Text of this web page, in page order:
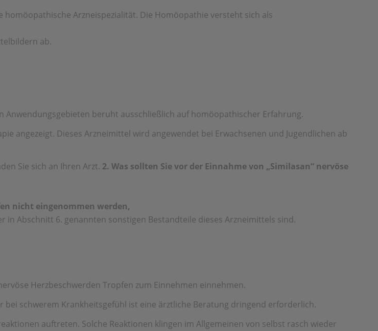
homöopathische Arzneispezialität. Die Homöopathie versteht sich als
ab.
beruht ausschließlich auf homöopathischer Erfahrung.
angezeigt. Dieses Arzneimittel wird angewendet bei Erwachsenen und Jugendlichen ab
Sie sich an Ihren Arzt. 2. Was sollten Sie vor der Einnahme von „Similasan“ nervöse
nicht eingenommen werden,
Abschnitt 6. genannten sonstigen Bestandteile dieses Arzneimittels sind.
Herzbeschwerden Tropfen zum Einnehmen einnehmen.
schwerem Krankheitsgefühl ist eine ärztliche Beratung dringend erforderlich.
auftreten. Solche Reaktionen klingen im Allgemeinen von selbst rasch wieder